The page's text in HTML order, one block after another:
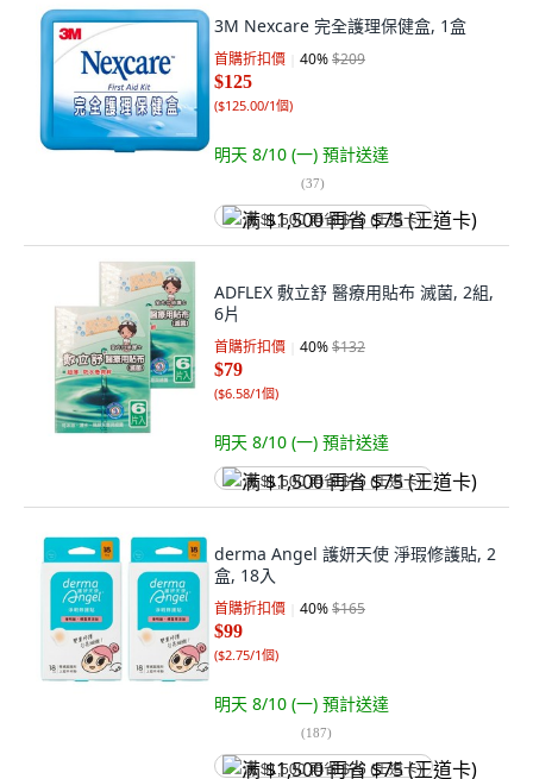
3M Nexcare 完全護理保健盒, 1盒
首購折扣價 40%$209
$125
($125.00/1個)
明天 8/10 (一) 預計送達
(37)
满 $1,500 再省 $75 (王道卡)
ADFLEX 敷立舒 醫療用貼布 滅菌, 2組,
6片
首購折扣價 40%$132
$79
($6.58/1個)
明天 8/10 (一) 預計送達
满 $1,500 再省 $75 (王道卡)
derma Angel 護妍天使 淨瑕修護貼, 2
盒, 18入
首購折扣價 40%$165
$99
($2.75/1個)
明天 8/10 (一) 預計送達
(187)
满 $1,500 再省 $75 (王道卡)